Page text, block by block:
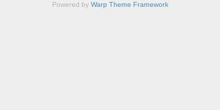
Powered by Warp Theme Framework